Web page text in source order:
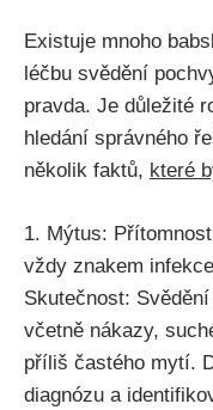
Existuje ‍mnoho
léčbu‍ svědění
pravda. Je důležité
hledání správného
několik faktů, které
1. Mýtus:
vždy znakem⁤
Skutečnost:
včetně nákazy,
příliš častého mytí.
diagnózu a